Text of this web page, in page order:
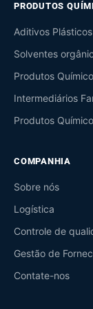
PRODUTOS
Aditivos Plásticos
Solventes
Produtos
Intermediários
Produtos
COMPANHIA
Sobre nós
Logística
Controle de
Gestão de
Contate-nos